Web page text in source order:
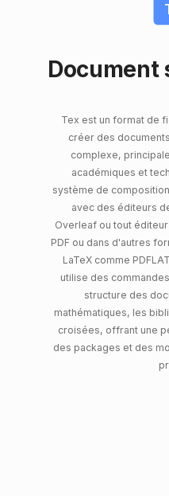
Document
Tex est un format de
créer des
complexe,
académiques et
système de
avec des éditeurs
Overleaf ou tout
PDF ou dans d'autres
LaTeX comme
utilise des
structure des
mathématiques, les
croisées, offrant une
des packages et des